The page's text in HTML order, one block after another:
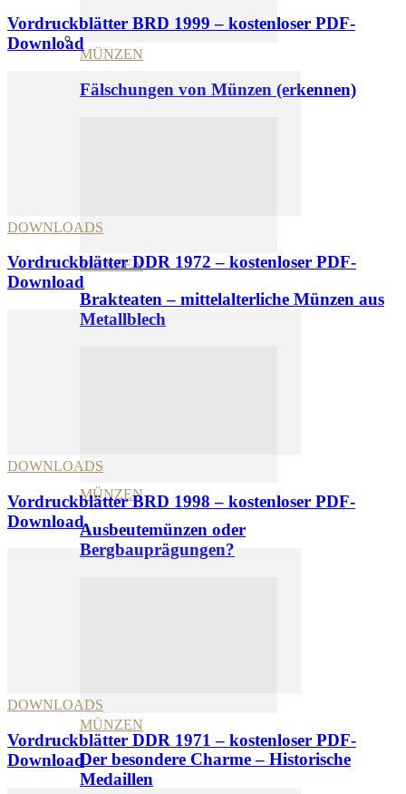
MÜNZEN
Fälschungen von Münzen (erkennen)
MÜNZEN
Brakteaten – mittelalterliche Münzen aus
Metallblech
MÜNZEN
Ausbeutemünzen oder
Bergbauprägungen?
MÜNZEN
Der besondere Charme – Historische
Medaillen
Vordruckblätter BRD 1999 – kostenloser PDF-
Download
DOWNLOADS
Vordruckblätter DDR 1972 – kostenloser PDF-
Download
DOWNLOADS
Vordruckblätter BRD 1998 – kostenloser PDF-
Download
DOWNLOADS
Vordruckblätter DDR 1971 – kostenloser PDF-
Download